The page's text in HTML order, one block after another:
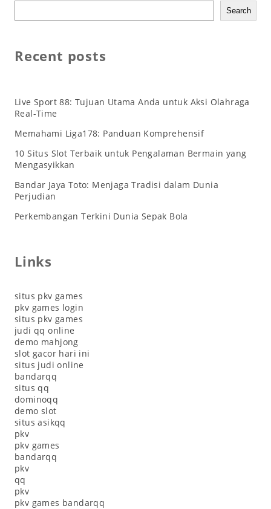
Search
Recent posts
Live Sport 88: Tujuan Utama Anda untuk Aksi Olahraga
Real-Time
Memahami Liga178: Panduan Komprehensif
10 Situs Slot Terbaik untuk Pengalaman Bermain yang
Mengasyikkan
Bandar Jaya Toto: Menjaga Tradisi dalam Dunia
Perjudian
Perkembangan Terkini Dunia Sepak Bola
Links
situs pkv games
pkv games login
situs pkv games
judi qq online
demo mahjong
slot gacor hari ini
situs judi online
bandarqq
situs qq
dominoqq
demo slot
situs asikqq
pkv
pkv games
bandarqq
pkv
qq
pkv
pkv games bandarqq